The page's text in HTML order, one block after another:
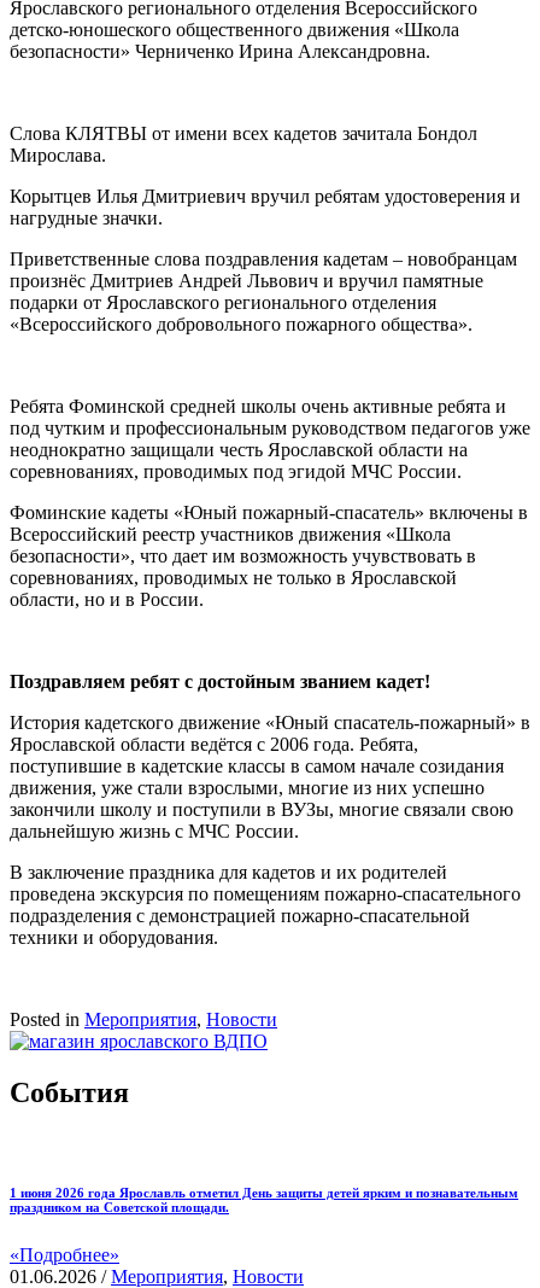
Ярославского регионального отделения Всероссийского
детско-юношеского общественного движения «Школа
безопасности» Черниченко Ирина Александровна.
Слова КЛЯТВЫ от имени всех кадетов зачитала Бондол
Мирослава.
Корытцев Илья Дмитриевич вручил ребятам удостоверения и
нагрудные значки.
Приветственные слова поздравления кадетам – новобранцам
произнёс Дмитриев Андрей Львович и вручил памятные
подарки от Ярославского регионального отделения
«Всероссийского добровольного пожарного общества».
Ребята Фоминской средней школы очень активные ребята и
под чутким и профессиональным руководством педагогов уже
неоднократно защищали честь Ярославской области на
соревнованиях, проводимых под эгидой МЧС России.
Фоминские кадеты «Юный пожарный-спасатель» включены в
Всероссийский реестр участников движения «Школа
безопасности», что дает им возможность учувствовать в
соревнованиях, проводимых не только в Ярославской
области, но и в России.
Поздравляем ребят с достойным званием кадет!
История кадетского движение «Юный спасатель-пожарный» в
Ярославской области ведётся с 2006 года. Ребята,
поступившие в кадетские классы в самом начале созидания
движения, уже стали взрослыми, многие из них успешно
закончили школу и поступили в ВУЗы, многие связали свою
дальнейшую жизнь с МЧС России.
В заключение праздника для кадетов и их родителей
проведена экскурсия по помещениям пожарно-спасательного
подразделения с демонстрацией пожарно-спасательной
техники и оборудования.
Posted in Мероприятия, Новости
События
1 июня 2026 года Ярославль отметил День защиты детей ярким и познавательным
праздником на Советской площади.
«Подробнее»
01.06.2026 /Мероприятия, Новости